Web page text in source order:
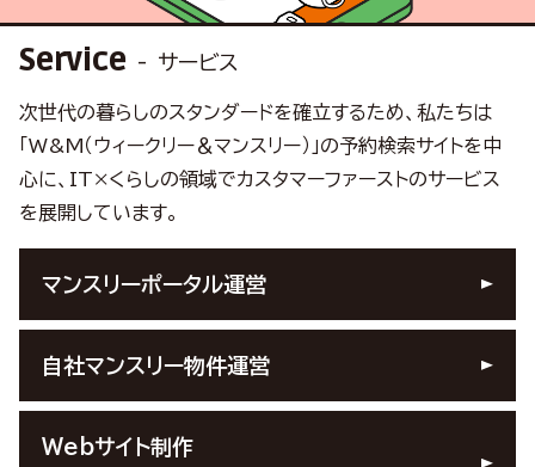
Service サービス
次世代の暮らしのスタンダードを確立するため、 私たちは
「W&M（ウィークリー＆マンスリー）」の予約検索サイトを中
心に、 IT×くらしの領域でカスタマーファーストのサービス
を展開しています。
マンスリーポータル運営
自社マンスリー物件運営
Webサイト制作